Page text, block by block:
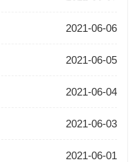
2021-06-06
2021-06-05
2021-06-04
2021-06-03
2021-06-01